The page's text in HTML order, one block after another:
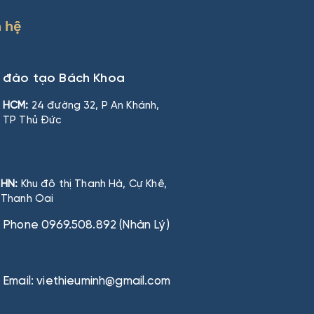
hệ
đào tạo Bách Khoa
HCM: 24 đường 32, P An Khánh,
TP Thủ Đức
HN: Khu đô thị Thanh Hà, Cự Khê,
Thanh Oai
Phone 0969.508.892 (Nhàn Lý)
Email: viethieuminh@gmail.com